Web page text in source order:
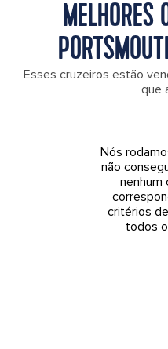
MELHORES
Esses cruzeiros estão
que
Nós
não
nenhum
critérios
todos